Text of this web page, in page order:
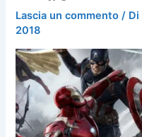
Lascia un commento / Di
2018